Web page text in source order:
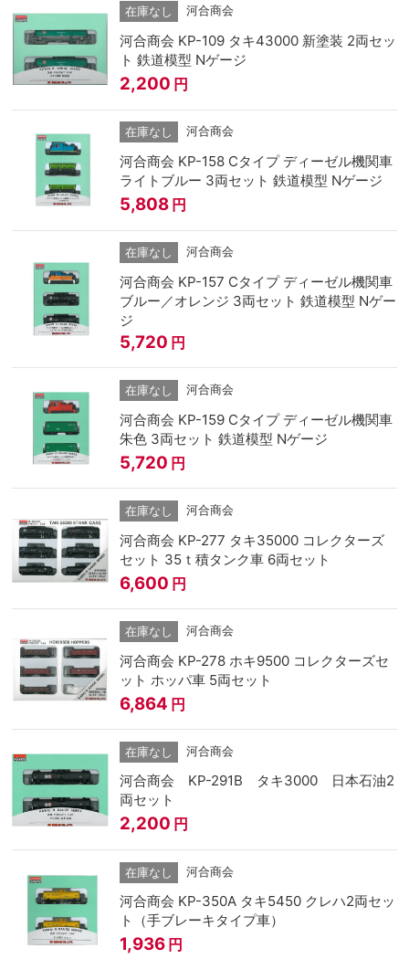
在庫なし 河合商会
河合商会 KP-109 タキ43000 新塗装 2両セッ
ト 鉄道模型 Nゲージ
2,200 円
在庫なし 河合商会
河合商会 KP-158 Cタイプ ディーゼル機関車
ライトブルー 3両セット 鉄道模型 Nゲージ
5,808 円
在庫なし 河合商会
河合商会 KP-157 Cタイプ ディーゼル機関車
ブルー／オレンジ 3両セット 鉄道模型 Nゲー
ジ
5,720 円
在庫なし 河合商会
河合商会 KP-159 Cタイプ ディーゼル機関車
朱色 3両セット 鉄道模型 Nゲージ
5,720 円
在庫なし 河合商会
河合商会 KP-277 タキ35000 コレクターズ
セット 35ｔ積タンク車 6両セット
6,600 円
在庫なし 河合商会
河合商会 KP-278 ホキ9500 コレクターズセ
ット ホッパ車 5両セット
6,864 円
在庫なし 河合商会
河合商会 KP-291B タキ3000 日本石油2
両セット
2,200 円
在庫なし 河合商会
河合商会 KP-350A タキ5450 クレハ2両セッ
ト（手ブレーキタイプ車）
1,936 円